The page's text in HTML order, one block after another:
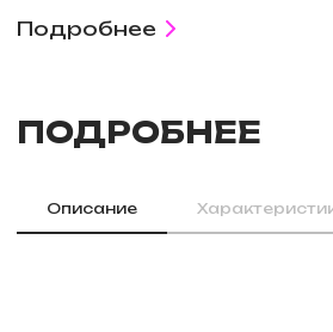
Подробнее
ПОДРОБНЕЕ
Описание